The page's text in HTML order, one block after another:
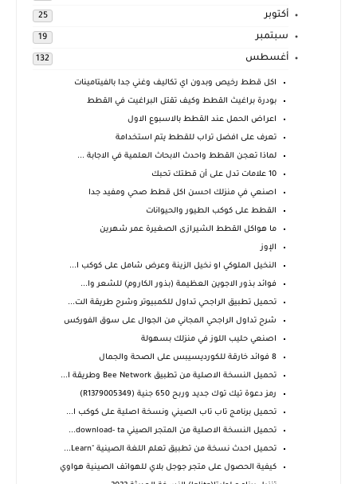
أكتوبر 25
سبتمبر 19
أغسطس 132
اكل قطط رخيص وبدون اي تكاليف وغني جدا بالفيتامينات
بودرة براغيث القطط وكيف تقتل البراغيت في القطط
اعراض الحمل عند القطط بالاسبوع الاول
تعرف على افضل تراب للقطط يتم استخدامة
لماذا تعجن القطط واحدث الابحاث العلمية في الاجابة ...
10 علامات تدل على أن قطتك تحبك
اصنعي في منزلك احسن اكل قطط صحي ومفيد جدا
القطط على كوكب الطيور والحيوانات
ما هواكل القطط الشيرازى الصغيرة عمر شهرين
الإوز
النخيل الملوكي او نخيل الزينة وعرض شامل على كوكب ا...
فوائد بذور الاجوين العظيمة (بذور الكاروم) للشعر وا...
تحميل تطبيق الراجحي تداول للكمبيوتر وشرح طريقة الت...
شرح تداول الراجحي المجاني من الجوال على سوق الفوركس
اصنعي حليب اللوز في منزلك بسهولة
8 فوائد خارقة للكورديسيبس على الصحة والجمال
تحميل النسخة الاصلية من تطبيق Bee Network وطريقة ا...
رمز دعوة تيك توك جديد وربح 650 جنية (R1379005349)
تحميل برنامج تاب تاب الصيني ونسخة اصلية على كوكب ا...
تحميل النسخة الاصلية من المتجر الصيني download- ta...
تحميل احدث نسخة من تطبيق تعلم اللغة الصينية "Learn...
كيفية الحصول على متجر جوجل بلاي للهواتف الصينية هواوي